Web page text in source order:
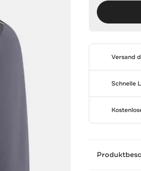
Versand
Schnelle